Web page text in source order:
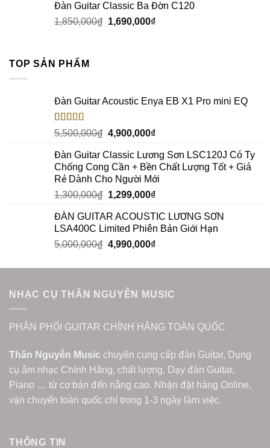
Đàn Guitar Classic Ba Đờn C120
1,850,000₫ 1,690,000₫
TOP SẢN PHẨM
Đàn Guitar Acoustic Enya EB X1 Pro mini EQ
Rated5.00
out of 5
5,500,000₫ 4,900,000₫
Đàn Guitar Classic Lương Sơn LSC120J Có Ty
Chống Cong Cần + Bền Chất Lượng Tốt + Giá
Rẻ Dành Cho Người Mới
1,300,000₫ 1,299,000₫
ĐÀN GUITAR ACOUSTIC LƯƠNG SƠN
LSA400C Limited Phiên Bản Giới Hạn
5,000,000₫ 4,990,000₫
NHẠC CỤ THÂN NGUYỄN MUSIC
PHÂN PHỐI GUITAR CHÍNH HÃNG TOÀN QUỐC
Thân Nguyễn Music chuyên cung cấp đàn Guitar, Dụng
cụ âm nhạc Chính Hãng, chất lượng. Dạy đàn Guitar,
Piano … từ cơ bản đến nâng cao. Nhận đặt hàng Online,
vận chuyển toàn quốc chỉ trong 1-3 ngày làm việc.
THÔNG TIN